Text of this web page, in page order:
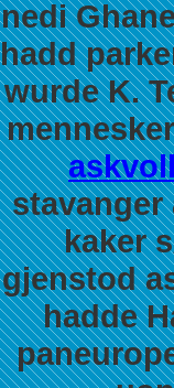
nedi
hadd
wurde K.
kaker
gjenstod
hadde